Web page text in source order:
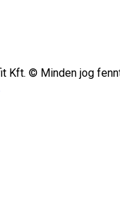
Kft. © Minden jog